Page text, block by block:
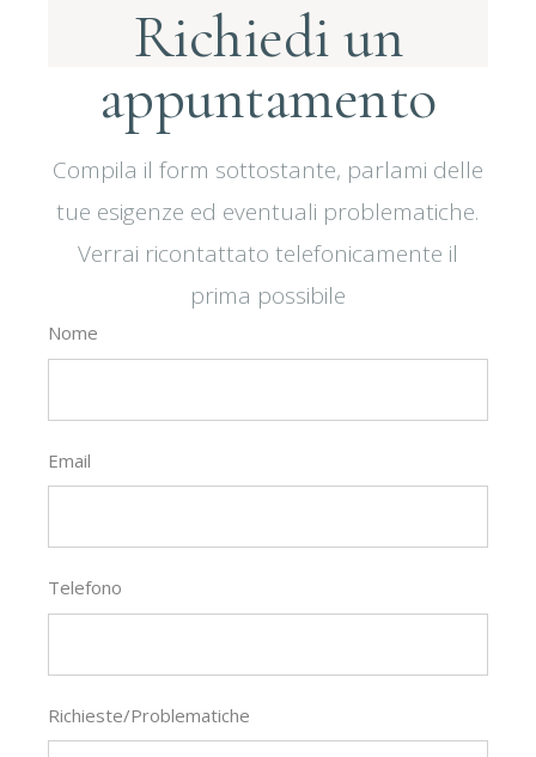
Richiedi un
appuntamento
Compila il form sottostante, parlami delle
tue esigenze ed eventuali problematiche.
Verrai ricontattato telefonicamente il
prima possibile
Nome
Email
Telefono
Richieste/Problematiche